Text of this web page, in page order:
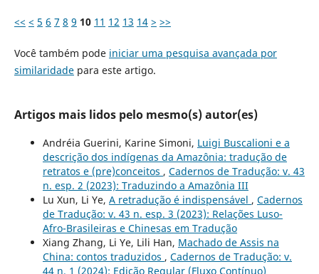
<< < 5 6 7 8 9 10 11 12 13 14 > >>
Você também pode iniciar uma pesquisa avançada por
similaridadepara este artigo.
Artigos mais lidos pelo mesmo(s) autor(es)
Andréia Guerini, Karine Simoni, Luigi Buscalioni e a
descrição dos indígenas da Amazônia: tradução de
retratos e (pre)conceitos , Cadernos de Tradução: v. 43
n. esp. 2 (2023): Traduzindo a Amazônia III
Lu Xun, Li Ye, A retradução é indispensável , Cadernos
de Tradução: v. 43 n. esp. 3 (2023): Relações Luso-
Afro-Brasileiras e Chinesas em Tradução
Xiang Zhang, Li Ye, Lili Han, Machado de Assis na
China: contos traduzidos , Cadernos de Tradução: v.
44 n. 1 (2024): Edição Regular (Fluxo Contínuo)